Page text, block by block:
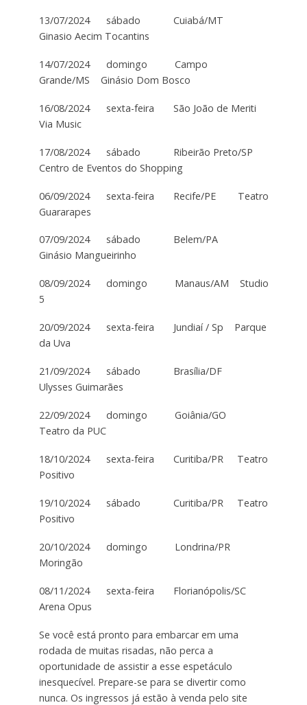
13/07/2024 sábado Cuiabá/MT
Ginasio Aecim Tocantins
14/07/2024 domingo Campo
Grande/MS Ginásio Dom Bosco
16/08/2024 sexta-feira São João de Meriti
Via Music
17/08/2024 sábado Ribeirão Preto/SP
Centro de Eventos do Shopping
06/09/2024 sexta-feira Recife/PE Teatro
Guararapes
07/09/2024 sábado Belem/PA
Ginásio Mangueirinho
08/09/2024 domingo Manaus/AM Studio
5
20/09/2024 sexta-feira Jundiaí / Sp Parque
da Uva
21/09/2024 sábado Brasília/DF
Ulysses Guimarães
22/09/2024 domingo Goiânia/GO
Teatro da PUC
18/10/2024 sexta-feira Curitiba/PR Teatro
Positivo
19/10/2024 sábado Curitiba/PR Teatro
Positivo
20/10/2024 domingo Londrina/PR
Moringão
08/11/2024 sexta-feira Florianópolis/SC
Arena Opus
Se você está pronto para embarcar em uma
rodada de muitas risadas, não perca a
oportunidade de assistir a esse espetáculo
inesquecível. Prepare-se para se divertir como
nunca. Os ingressos já estão à venda pelo site